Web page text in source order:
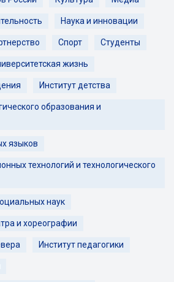
Наука и инновации
Спорт Студенты
жизнь
Институт детства
образования и
языков
технологий и технологического
наук
и хореографии
Институт педагогики